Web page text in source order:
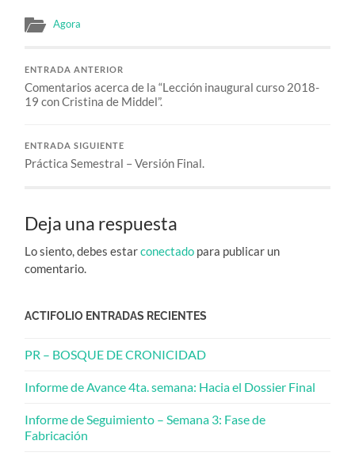
Agora
ENTRADA ANTERIOR
Comentarios acerca de la “Lección inaugural curso 2018-
19 con Cristina de Middel”.
ENTRADA SIGUIENTE
Práctica Semestral – Versión Final.
Deja una respuesta
Lo siento, debes estarconectado para publicar un
comentario.
ACTIFOLIO ENTRADAS RECIENTES
PR – BOSQUE DE CRONICIDAD
Informe de Avance 4ta. semana: Hacia el Dossier Final
Informe de Seguimiento – Semana 3: Fase de
Fabricación